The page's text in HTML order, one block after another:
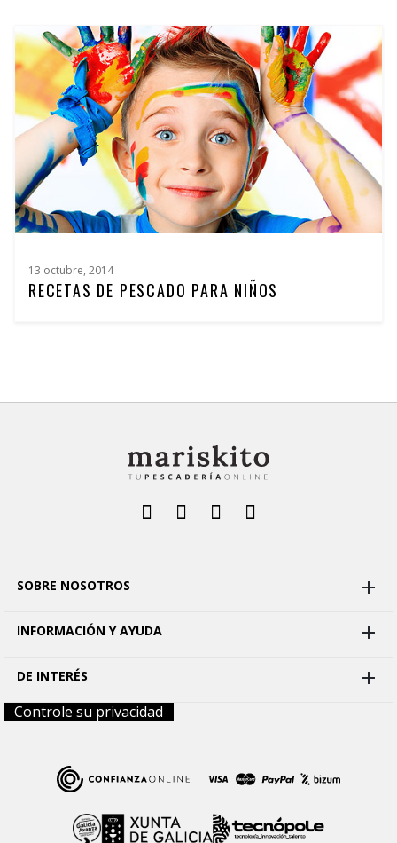
13 octubre, 2014
RECETAS DE PESCADO PARA NIÑOS
SOBRE NOSOTROS 
INFORMACIÓN Y AYUDA 
DE INTERÉS 
Controle su privacidad